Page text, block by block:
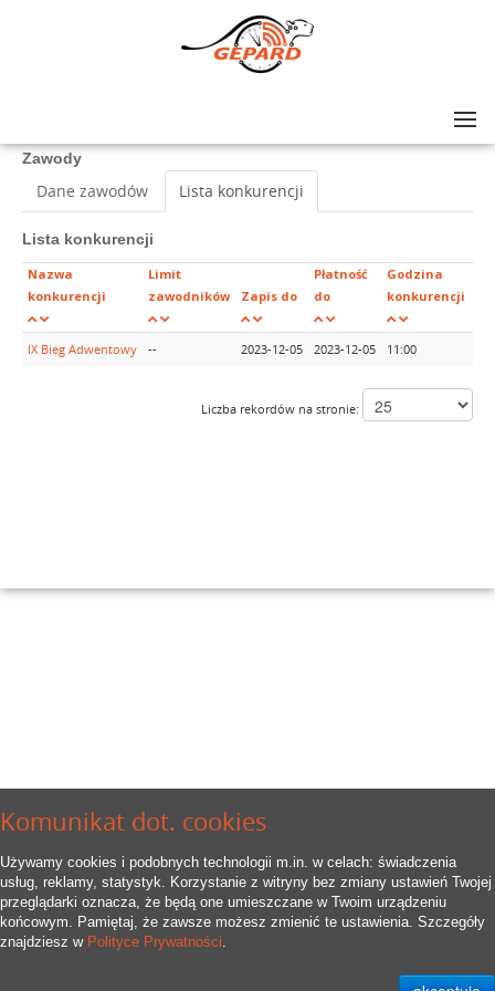
Komunikat dot. cookies
Używamy cookies i podobnych technologii m.in. w celach: świadczenia
usług, reklamy, statystyk. Korzystanie z witryny bez zmiany ustawień Twojej
przeglądarki oznacza, że będą one umieszczane w Twoim urządzeniu
końcowym. Pamiętaj, że zawsze możesz zmienić te ustawienia. Szczegóły
znajdziesz w Polityce Prywatności.
Zawody
Dane zawodów Lista konkurencji
Lista konkurencji
Nazwa
konkurencji
Limit
zawodników
Zapis do
Płatność
do
Godzina
konkurencji
IX Bieg Adwentowy -- 2023-12-05 2023-12-05 11:00
Liczba rekordów na stronie: